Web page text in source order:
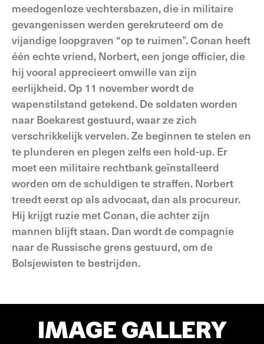
meedogenloze vechtersbazen, die in militaire
gevangenissen werden gerekruteerd om de
vijandige loopgraven “op te ruimen”. Conan heeft
één echte vriend, Norbert, een jonge officier, die
hij vooral apprecieert omwille van zijn
eerlijkheid. Op 11 november wordt de
wapenstilstand getekend. De soldaten worden
naar Boekarest gestuurd, waar ze zich
verschrikkelijk vervelen. Ze beginnen te stelen en
te plunderen en plegen zelfs een hold-up. Er
moet een militaire rechtbank geïnstalleerd
worden om de schuldigen te straffen. Norbert
treedt eerst op als advocaat, dan als procureur.
Hij krijgt ruzie met Conan, die achter zijn
mannen blijft staan. Dan wordt de compagnie
naar de Russische grens gestuurd, om de
Bolsjewisten te bestrijden.
IMAGE GALLERY